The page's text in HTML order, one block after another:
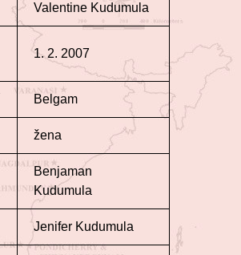
Valentine Kudumula
1. 2. 2007
Belgam
žena
Benjaman
Kudumula
Jenifer Kudumula